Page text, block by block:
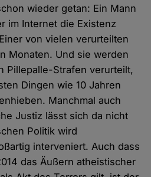
wieder getan: Ein Mann
im Internet die Existenz
von vielen verurteilten
Monaten. Und sie werden
Pillepalle-Strafen verurteilt,
Dingen wie 10 Jahren
Manchmal auch
Justiz lässt sich da nicht
Politik wird
interveniert. Auch dass
das Äußern atheistischer